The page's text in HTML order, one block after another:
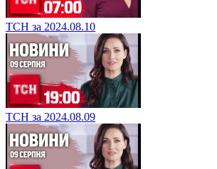
ТСН за 2024.08.10
ТСН за 2024.08.09